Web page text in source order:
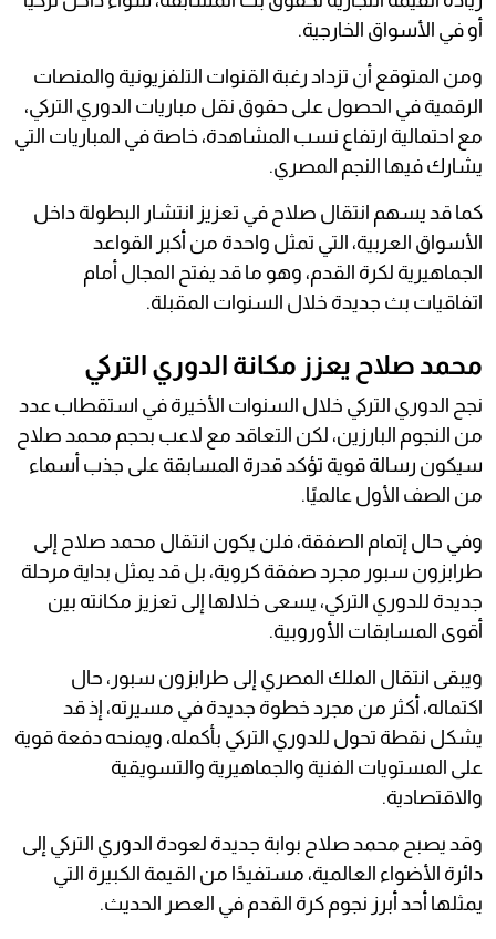
أو في الأسواق الخارجية.
ومن المتوقع أن تزداد رغبة القنوات التلفزيونية والمنصات
الرقمية في الحصول على حقوق نقل مباريات الدوري التركي،
مع احتمالية ارتفاع نسب المشاهدة، خاصة في المباريات التي
يشارك فيها النجم المصري.
كما قد يسهم انتقال صلاح في تعزيز انتشار البطولة داخل
الأسواق العربية، التي تمثل واحدة من أكبر القواعد
الجماهيرية لكرة القدم، وهو ما قد يفتح المجال أمام
اتفاقيات بث جديدة خلال السنوات المقبلة.
محمد صلاح يعزز مكانة الدوري التركي
نجح الدوري التركي خلال السنوات الأخيرة في استقطاب عدد
من النجوم البارزين، لكن التعاقد مع لاعب بحجم محمد صلاح
سيكون رسالة قوية تؤكد قدرة المسابقة على جذب أسماء
من الصف الأول عالميًا.
وفي حال إتمام الصفقة، فلن يكون انتقال محمد صلاح إلى
طرابزون سبور مجرد صفقة كروية، بل قد يمثل بداية مرحلة
جديدة للدوري التركي، يسعى خلالها إلى تعزيز مكانته بين
أقوى المسابقات الأوروبية.
ويبقى انتقال الملك المصري إلى طرابزون سبور، حال
اكتماله، أكثر من مجرد خطوة جديدة في مسيرته، إذ قد
يشكل نقطة تحول للدوري التركي بأكمله، ويمنحه دفعة قوية
على المستويات الفنية والجماهيرية والتسويقية
والاقتصادية.
وقد يصبح محمد صلاح بوابة جديدة لعودة الدوري التركي إلى
دائرة الأضواء العالمية، مستفيدًا من القيمة الكبيرة التي
يمثلها أحد أبرز نجوم كرة القدم في العصر الحديث.